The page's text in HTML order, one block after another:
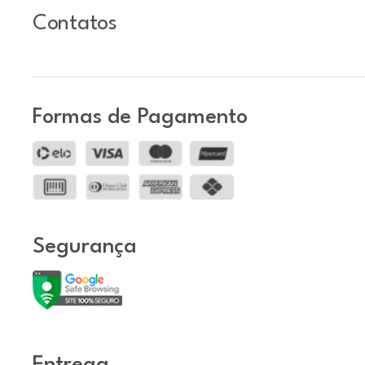
Contatos
Formas de Pagamento
Segurança